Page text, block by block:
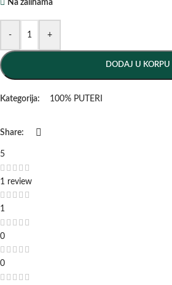
Na zalihama
- +
DODAJ U KORPU
Kategorija: 100% PUTERI
Share:
5
1 review
1
0
0